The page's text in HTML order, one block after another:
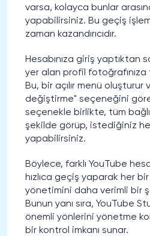
varsa, kolayca bunlar
yapabilirsiniz. Bu geçiş
zaman kazandırıcıdır.
Hesabınıza giriş yaptıktan
yer alan profil fotoğrafınıza
Bu, bir açılır menü
değiştirme" seçeneğini
seçenekle birlikte, tüm bağlı
şekilde görüp, istediğiniz
yapabilirsiniz.
Böylece, farklı YouTube
hızlıca geçiş yaparak her bir
yönetimini daha verimli bir
Bunun yanı sıra, YouTube
önemli yönlerini yönetme
bir kontrol imkanı sunar.